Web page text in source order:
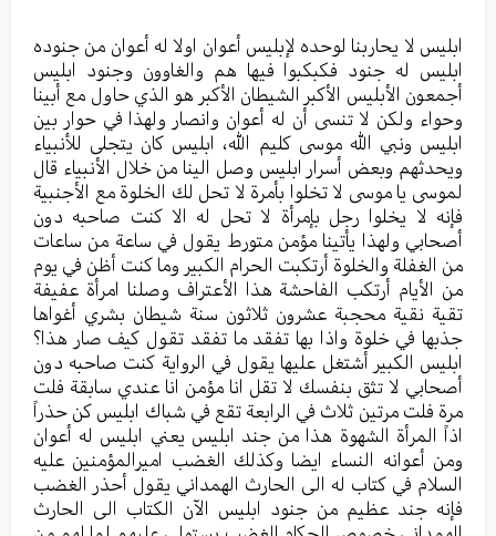
ابليس لا يحاربنا لوحده لإبليس أعوان اولا له أعوان من جنوده
ابليس له جنود فكبكبوا فيها هم والغاوون وجنود ابليس
أجمعون الأبليس الأكبر الشيطان الأكبر هو الذي حاول مع أبينا
وحواء ولكن لا تنسى أن له أعوان وانصار ولهذا في حوار بين
ابليس ونبي الله موسى كليم الله، ابليس كان يتجلى للأنبياء
ويحدثهم وبعض أسرار ابليس وصل الينا من خلال الأنبياء قال
لموسى يا موسى لا تخلوا بأمرة لا تحل لك الخلوة مع الأجنبية
فإنه لا يخلوا رجل بإمرأة لا تحل له الا كنت صاحبه دون
أصحابي ولهذا يأتينا مؤمن متورط يقول في ساعة من ساعات
من الغفلة والخلوة أرتكبت الحرام الكبير وما كنت أظن في يوم
من الأيام أرتكب الفاحشة هذا الأعتراف وصلنا امرأة عفيفة
تقية نقية محجبة عشرون ثلاثون سنة شيطان بشري أغواها
جذبها في خلوة واذا بها تفقد ما تفقد تقول كيف صار هذا؟
ابليس الكبير أشتغل عليها يقول في الرواية كنت صاحبه دون
أصحابي لا تثق بنفسك لا تقل انا مؤمن انا عندي سابقة فلت
مرة فلت مرتين ثلاث في الرابعة تقع في شباك ابليس كن حذراً
اذاً المرأة الشهوة هذا من جند ابليس يعني ابليس له أعوان
ومن أعوانه النساء ايضا وكذلك الغضب اميرالمؤمنين عليه
السلام في كتاب له الى الحارث الهمداني يقول أحذر الغضب
فإنه جند عظيم من جنود ابليس الآن الكتاب الى الحارث